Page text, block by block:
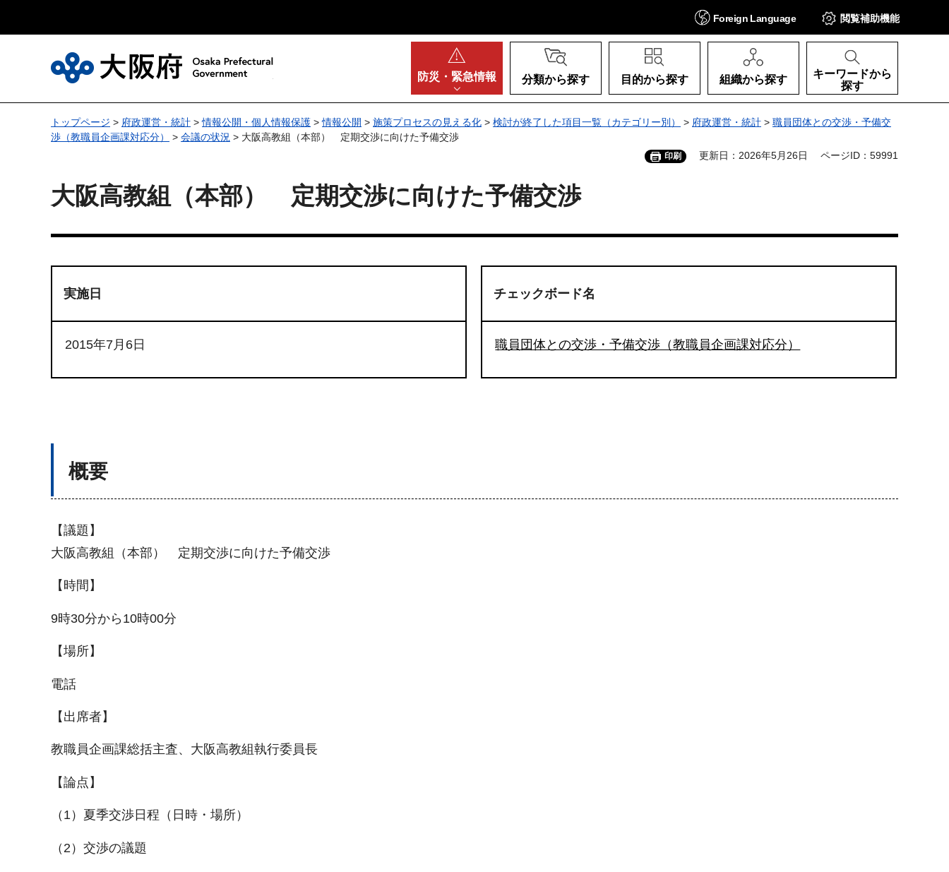
Foreign Language 閲覧補助機能
防災・ 緊急情報 分類から探す 目的から探す 組織から探す
キーワードから
探す
トップページ > 府政運営・統計 >情報公開・個人情報保護 >情報公開 > 施策プロセスの見える化 > 検討が終了した項目一覧（カテゴリー別） > 府政運営・統計 > 職員団体との交渉・予備交
渉（教職員企画課対応分）
> 会議の状況 > 大阪高教組（本部） 定期交渉に向けた予備交渉
印刷 更新日：2026年5月26日 ページID：59991
大阪高教組（本部） 定期交渉に向けた予備交渉
実施日
2015年7月6日
チェックボード名
職員団体との交渉・予備交渉（教職員企画課対応分）
概要
【議題】
大阪高教組（本部） 定期交渉に向けた予備交渉
【時間】
9時30分から10時00分
【場所】
電話
【出席者】
教職員企画課総括主査、大阪高教組執行委員長
【論点】
（1）夏季交渉日程（日時・場所）
（2）交渉の議題